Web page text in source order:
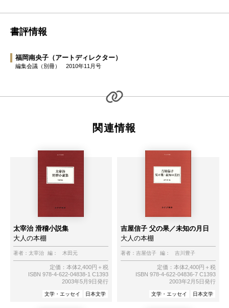
書評情報
福岡南央子（アートディレクター）
編集会議（別冊） 2010年11月号
関連情報
太宰治 滑稽小説集
大人の本棚
著者： 太宰治 編： 木田元
定価：本体2,400円＋税
ISBN 978-4-622-04838-1 C1393
2003年5月9日発行
文学・エッセイ 日本文学
吉屋信子 父の果／未知の月日
大人の本棚
著者： 吉屋信子 編： 吉川豊子
定価：本体2,400円＋税
ISBN 978-4-622-04836-7 C1393
2003年2月5日発行
文学・エッセイ 日本文学